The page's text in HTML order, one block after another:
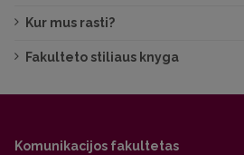
Kur mus rasti?
Fakulteto stiliaus knyga
Komunikacijos fakultetas